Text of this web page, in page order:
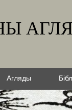
Агляды